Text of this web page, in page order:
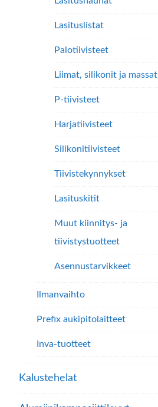
Lasituslistat
Palotiivisteet
Liimat, silikonit ja massat
P-tiivisteet
Harjatiivisteet
Silikonitiivisteet
Tiivistekynnykset
Lasituskitit
Muut kiinnitys- ja
tiivistystuotteet
Asennustarvikkeet
Ilmanvaihto
Prefix aukipitolaitteet
Inva-tuotteet
Kalustehelat